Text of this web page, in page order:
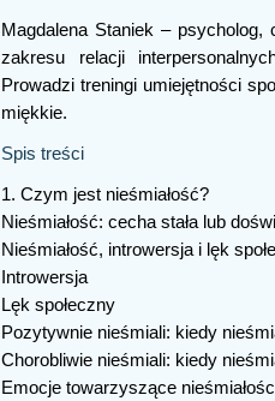
Magdalena Staniek –
zakresu relacji
Prowadzi treningi umiejętności
miękkie.
Spis treści
1. Czym jest nieśmiałość?
Nieśmiałość: cecha stała lub
Nieśmiałość, introwersja i lęk
Introwersja
Lęk społeczny
Pozytywnie nieśmiali: kiedy
Chorobliwie nieśmiali: kiedy
Emocje towarzyszące